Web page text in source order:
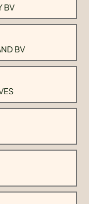
BV
BV